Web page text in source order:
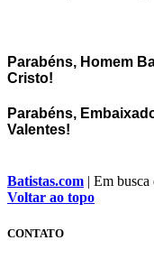
Parabéns, Homem
Cristo!
Parabéns,
Valentes!
Batistas.com | Em busca
Voltar ao topo
CONTATO